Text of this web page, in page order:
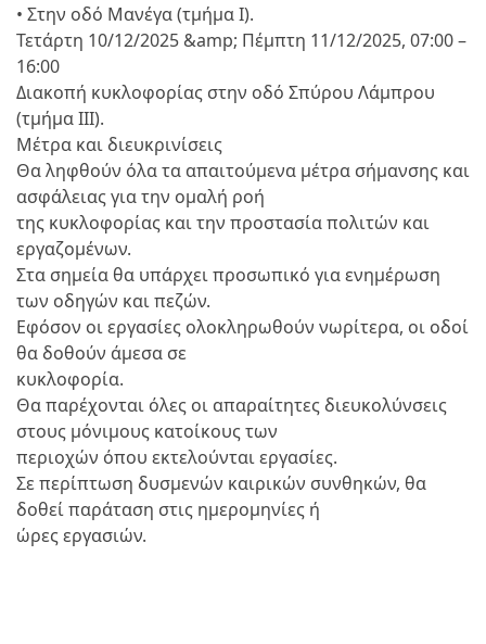
• Στην οδό Μανέγα (τμήμα Ι).
Τετάρτη 10/12/2025 &amp; Πέμπτη 11/12/2025, 07:00 –
16:00
Διακοπή κυκλοφορίας στην οδό Σπύρου Λάμπρου
(τμήμα ΙΙΙ).
Μέτρα και διευκρινίσεις
Θα ληφθούν όλα τα απαιτούμενα μέτρα σήμανσης και
ασφάλειας για την ομαλή ροή
της κυκλοφορίας και την προστασία πολιτών και
εργαζομένων.
Στα σημεία θα υπάρχει προσωπικό για ενημέρωση
των οδηγών και πεζών.
Εφόσον οι εργασίες ολοκληρωθούν νωρίτερα, οι οδοί
θα δοθούν άμεσα σε
κυκλοφορία.
Θα παρέχονται όλες οι απαραίτητες διευκολύνσεις
στους μόνιμους κατοίκους των
περιοχών όπου εκτελούνται εργασίες.
Σε περίπτωση δυσμενών καιρικών συνθηκών, θα
δοθεί παράταση στις ημερομηνίες ή
ώρες εργασιών.